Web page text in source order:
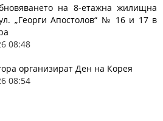
на 8-етажна жилищна
„Георги Апостолов“ № 16 и 17 в
08:48
организират Ден на Корея
08:54